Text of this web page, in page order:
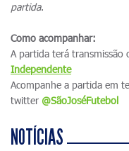
partida.
Como acompanhar:
A partida terá transmissão
Independente
Acompanhe a partida em
twitter @SãoJoséFutebol
NOTÍCIAS